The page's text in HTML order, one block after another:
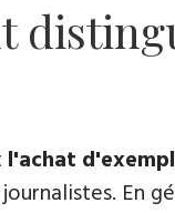
l'achat
En